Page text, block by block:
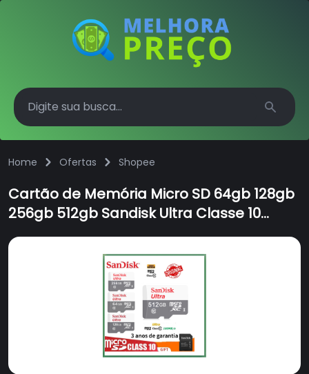
Search
Home Ofertas Shopee
Cartão de Memória Micro SD 64gb 128gb
256gb 512gb Sandisk Ultra Classe 10
100MB/s